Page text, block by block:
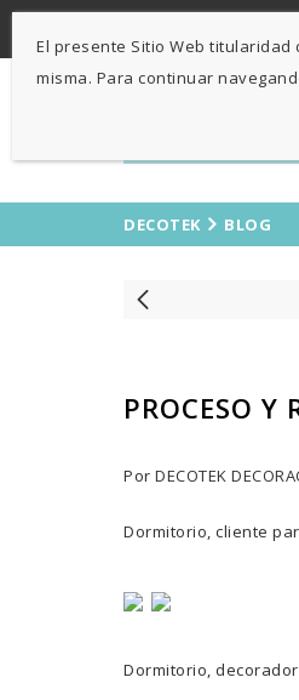
DECOTEK BLOG
PROCESO Y
Por DECOTEK
Dormitorio, cliente
Dormitorio,
El presente Sitio Web titularidad
misma. Para continuar